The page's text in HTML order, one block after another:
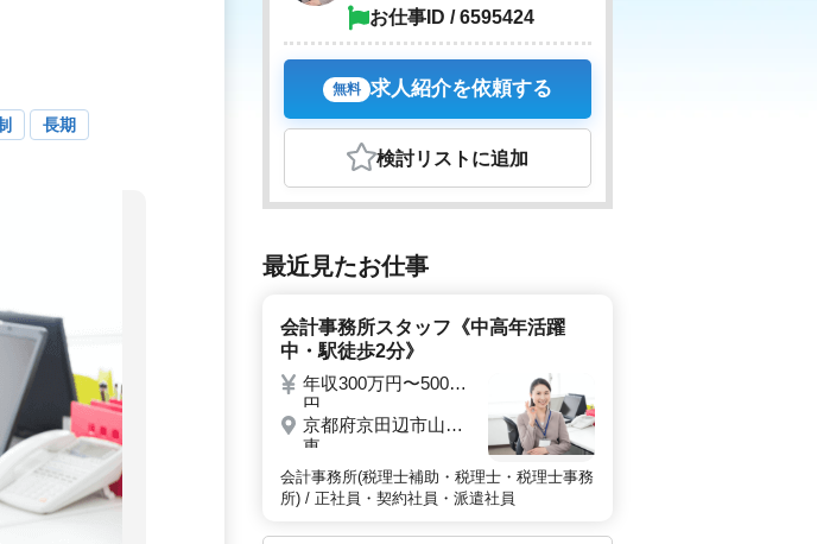
長期
お仕事ID / 6595424
無料 求人紹介を依頼する
検討リスト に追加
最近見たお仕事
会計事務所スタッフ《中高年活躍
中・駅徒歩2分》
年収300万円〜500万
円
京都府京田辺市山手
東
会計事務所(税理士補助・税理士・税理士事務
所) / 正社員・契約社員・派遣社員